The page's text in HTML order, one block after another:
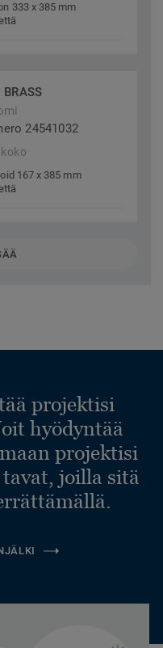
333 x 385 mm
24541032
167 x 385 mm
projektisi
hyödyntää
projektisi
joilla sitä